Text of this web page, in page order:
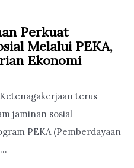
Perkuat
Melalui PEKA,
Ekonomi
terus
jaminan sosial
PEKA (Pemberdayaan